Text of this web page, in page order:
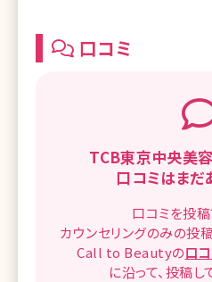
口コミ
TCB東京中央美
口コミはまだ
口コミを投稿
カウンセリングのみの投
Call to Beautyの口
に沿って、 投稿し